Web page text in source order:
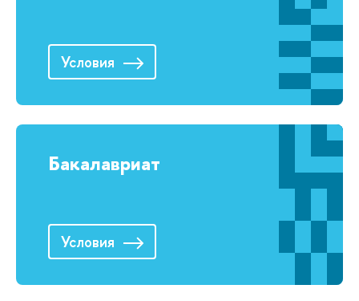
Условия
Бакалавриат
Условия